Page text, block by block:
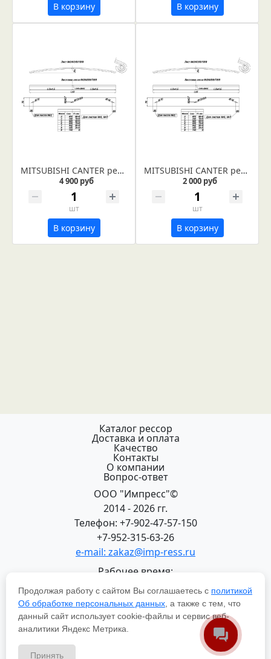
В корзину В корзину
MITSUBISHI CANTER рессора задняя лист № 5 (Арт. IR 01-11-05)
4 900 руб
шт
В корзину
MITSUBISHI CANTER рессора задняя лист № 9 (Арт. IR 01-11-09)
2 000 руб
шт
В корзину
Каталог рессор
Доставка и оплата
Качество
Контакты
О компании
Вопрос-ответ
ООО "Импресс"©
2014 - 2026 гг.
Телефон: +7-902-47-57-150
+7-952-315-63-26
e-mail: zakaz@imp-ress.ru
Рабочее время:
пн-пт 08:00-18:00 (МСК+2)
618200, Пермский край
г.Чусовой, ул. Халтурина, 22
Политика в отношении обработки персональных
Продолжая работу с сайтом Вы соглашаетесь с политикой
Об обработке персональных данных , а также с тем, что
данный сайт использует cookie-файлы и сервис веб-
аналитики Яндекс Метрика.
Принять